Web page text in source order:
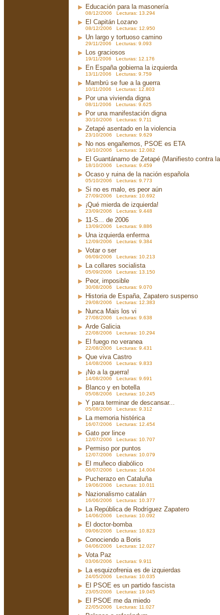
Educación para la masonería
08/12/2006 Lecturas: 13.294
El Capitán Lozano
08/12/2006 Lecturas: 12.950
Un largo y tortuoso camino
29/11/2006 Lecturas: 9.093
Los graciosos
19/11/2006 Lecturas: 12.176
En España gobierna la izquierda
13/11/2006 Lecturas: 9.759
Mambrú se fue a la guerra
10/11/2006 Lecturas: 12.803
Por una vivienda digna
08/11/2006 Lecturas: 9.625
Por una manifestación digna
30/10/2006 Lecturas: 9.711
Zetapé asentado en la violencia
23/10/2006 Lecturas: 9.629
No nos engañemos, PSOE es ETA
19/10/2006 Lecturas: 12.082
El Guantánamo de Zetapé (Manifiesto contra
18/10/2006 Lecturas: 9.459
Ocaso y ruina de la nación española
05/10/2006 Lecturas: 9.773
Si no es malo, es peor aún
27/09/2006 Lecturas: 10.692
¡Qué mierda de izquierda!
23/09/2006 Lecturas: 9.448
11-S... de 2006
13/09/2006 Lecturas: 9.886
Una izquierda enferma
12/09/2006 Lecturas: 9.384
Votar o ser
06/09/2006 Lecturas: 10.213
La collares socialista
05/09/2006 Lecturas: 13.150
Peor, imposible
30/08/2006 Lecturas: 9.070
Historia de España, Zapatero suspenso
29/08/2006 Lecturas: 12.383
Nunca Mais los vi
27/08/2006 Lecturas: 9.638
Arde Galicia
22/08/2006 Lecturas: 10.294
El fuego no veranea
22/08/2006 Lecturas: 9.431
Que viva Castro
14/08/2006 Lecturas: 9.833
¡No a la guerra!
14/08/2006 Lecturas: 9.691
Blanco y en botella
05/08/2006 Lecturas: 10.245
Y para terminar de descansar...
05/08/2006 Lecturas: 9.312
La memoria histérica
16/07/2006 Lecturas: 12.454
Gato por lince
12/07/2006 Lecturas: 10.707
Permiso por puntos
12/07/2006 Lecturas: 10.079
El muñeco diabólico
06/07/2006 Lecturas: 14.004
Pucherazo en Cataluña
19/06/2006 Lecturas: 10.011
Nazionalismo catalán
16/06/2006 Lecturas: 10.377
La República de Rodríguez Zapatero
14/06/2006 Lecturas: 10.092
El doctor-bomba
09/06/2006 Lecturas: 10.823
Conociendo a Boris
04/06/2006 Lecturas: 12.027
Vota Paz
03/06/2006 Lecturas: 9.911
La esquizofrenia es de izquierdas
24/05/2006 Lecturas: 10.035
El PSOE es un partido fascista
23/05/2006 Lecturas: 19.045
El PSOE me da miedo
22/05/2006 Lecturas: 11.027